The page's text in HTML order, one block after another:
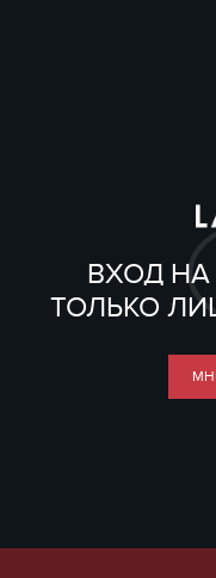
ВХОД
ТОЛЬКО